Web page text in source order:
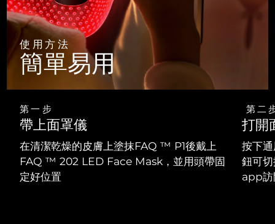
使用方法
簡單易用
第一步
帶上面罩儀
在清潔乾燥的皮膚上塗抹FAQ ™ P1後戴上
FAQ ™ 202 LED Face Mask，並用頭帶固
定好位置
第二
打開
按下
鈕可
app